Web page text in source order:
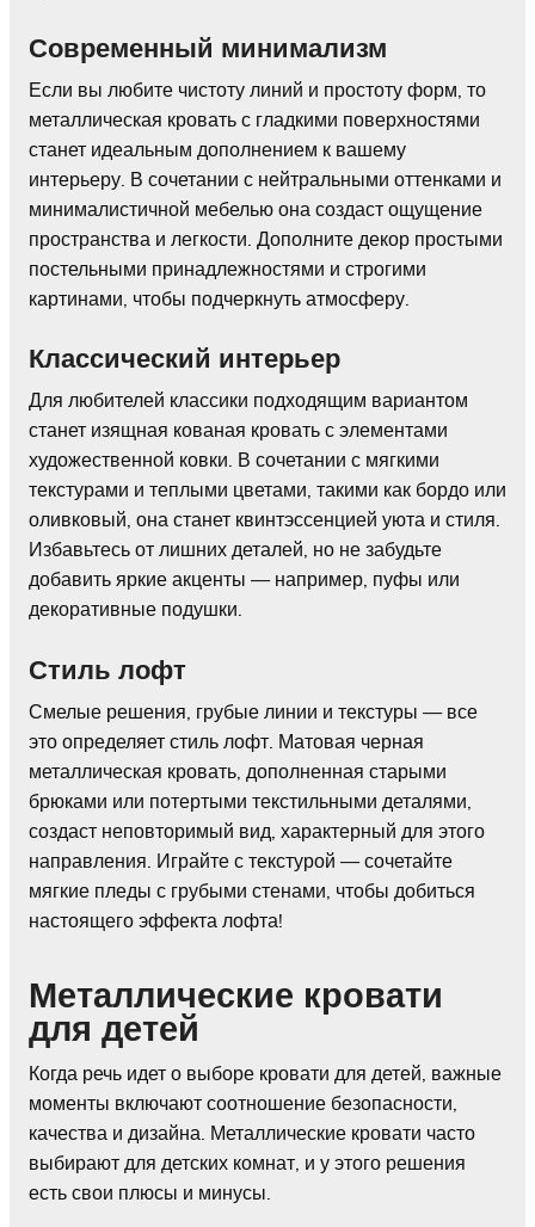
Современный минимализм
Если вы любите чистоту линий и простоту форм, то
металлическая кровать с гладкими поверхностями
станет идеальным дополнением к вашему
интерьеру. В сочетании с нейтральными оттенками и
минималистичной мебелью она создаст ощущение
пространства и легкости. Дополните декор простыми
постельными принадлежностями и строгими
картинами, чтобы подчеркнуть атмосферу.
Классический интерьер
Для любителей классики подходящим вариантом
станет изящная кованая кровать с элементами
художественной ковки. В сочетании с мягкими
текстурами и теплыми цветами, такими как бордо или
оливковый, она станет квинтэссенцией уюта и стиля.
Избавьтесь от лишних деталей, но не забудьте
добавить яркие акценты — например, пуфы или
декоративные подушки.
Стиль лофт
Смелые решения, грубые линии и текстуры — все
это определяет стиль лофт. Матовая черная
металлическая кровать, дополненная старыми
брюками или потертыми текстильными деталями,
создаст неповторимый вид, характерный для этого
направления. Играйте с текстурой — сочетайте
мягкие пледы с грубыми стенами, чтобы добиться
настоящего эффекта лофта!
Металлические кровати
для детей
Когда речь идет о выборе кровати для детей, важные
моменты включают соотношение безопасности,
качества и дизайна. Металлические кровати часто
выбирают для детских комнат, и у этого решения
есть свои плюсы и минусы.